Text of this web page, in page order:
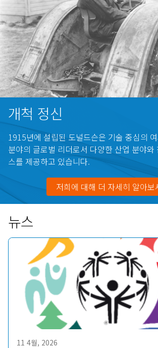
개척 정신
1915년에 설립된 도널드슨은 기술 중심의
분야의 글로벌 리더로서 다양한 산업 분야와
스를 제공하고 있습니다.
저희에 대해 더 자세히 알아보
뉴스
11 4월, 2026